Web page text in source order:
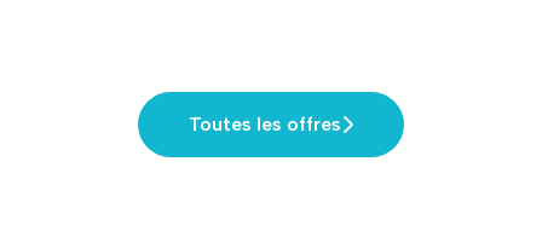
Toutes les offres